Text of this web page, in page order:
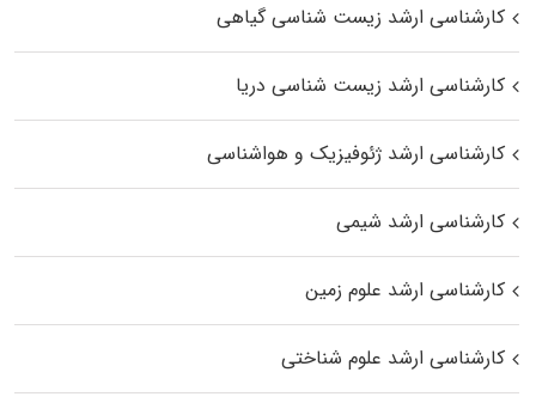
کارشناسی ارشد زیست‌ شناسی گیاهی
کارشناسی ارشد زیست‌ شناسی دریا
کارشناسی ارشد ژئوفیزیک و هواشناسی
کارشناسی ارشد شیمی
کارشناسی ارشد علوم زمین
کارشناسی ارشد علوم شناختی